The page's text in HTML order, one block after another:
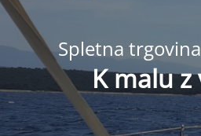
Spletna
K malu z